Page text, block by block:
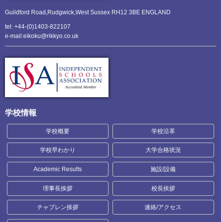
Guildford Road,Rudgwick,West Sussex RH12 3BE ENGLAND
tel: +44-(0)1403-822107
e-mail:eikoku@rikkyo.co.uk
学校情報
学校概要 学校沿革
学校早わかり 大学合格状況
Academic Results 施設/設備
理事長挨拶 校長挨拶
チャプレン挨拶 連絡/アクセス